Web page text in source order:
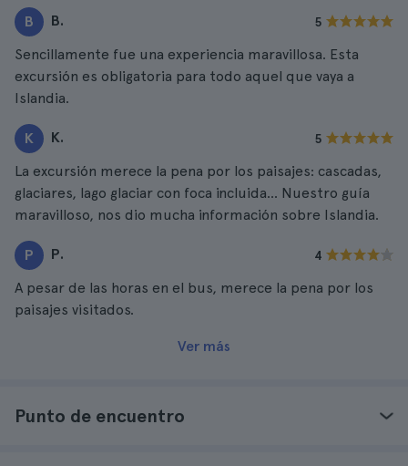
B B. 5
Sencillamente fue una experiencia maravillosa. Esta
excursión es obligatoria para todo aquel que vaya a
Islandia.
K K. 5
La excursión merece la pena por los paisajes: cascadas,
glaciares, lago glaciar con foca incluida... Nuestro guía
maravilloso, nos dio mucha información sobre Islandia.
P P. 4
A pesar de las horas en el bus, merece la pena por los
paisajes visitados.
Ver más
Punto de encuentro